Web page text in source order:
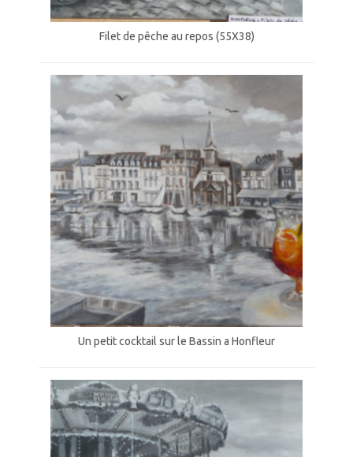
Filet de pêche au repos (55X38)
Un petit cocktail sur le Bassin a Honfleur